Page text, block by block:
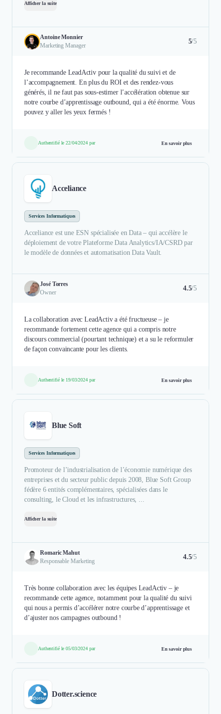
Afficher la suite
Antoine Monnier
Marketing Manager
5/5
Je recommande LeadActiv pour la qualité du suivi et de
l’accompagnement. En plus du ROI et des rendez-vous
générés, il ne faut pas sous-estimer l’accélération obtenue sur
notre courbe d’apprentissage outbound, qui a été énorme. Vous
pouvez y aller les yeux fermés !
Authentifié le 22/04/2024 par En savoir plus
Acceliance
Services Informatiques
Acceliance est une ESN spécialisée en Data – qui accélère le
déploiement de votre Plateforme Data Analytics/IA/CSRD par
le modèle de données et automatisation Data Vault.
José Torres
Owner
4.5/5
La collaboration avec LeadActiv a été fructueuse – je
recommande fortement cette agence qui a compris notre
discours commercial (pourtant technique) et a su le reformuler
de façon convaincante pour les clients.
Authentifié le 19/03/2024 par En savoir plus
Blue Soft
Services Informatiques
Promoteur de l’industrialisation de l’économie numérique des
entreprises et du secteur public depuis 2008, Blue Soft Group
fédère 6 entités complémentaires, spécialisées dans le
consulting, le Cloud et les infrastructures, ...
Afficher la suite
Romaric Mahut
Responsable Marketing
4.5/5
Très bonne collaboration avec les équipes LeadActiv – je
recommande cette agence, notamment pour la qualité du suivi
qui nous a permis d’accélérer notre courbe d’apprentissage et
d’ajuster nos campagnes outbound !
Authentifié le 05/03/2024 par En savoir plus
Dotter.science